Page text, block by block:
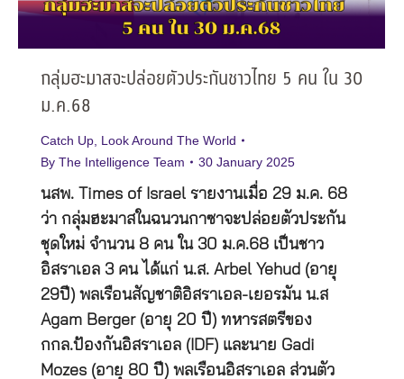
กลุ่มฮะมาสจะปล่อยตัวประกันชาวไทย 5 คน ใน 30
ม.ค.68
Catch Up Look Around The World
By The Intelligence Team 30 January 2025
นสพ. Times of Israel รายงานเมื่อ 29 ม.ค. 68
ว่า กลุ่มฮะมาสในฉนวนกาซาจะปล่อยตัวประกัน
ชุดใหม่ จำนวน 8 คน ใน 30 ม.ค.68 เป็นชาว
อิสราเอล 3 คน ได้แก่ น.ส. Arbel Yehud (อายุ
29ปี) พลเรือนสัญชาติอิสราเอล-เยอรมัน น.ส
Agam Berger (อายุ 20 ปี) ทหารสตรีของ
กกล.ป้องกันอิสราเอล (IDF) และนาย Gadi
Mozes (อายุ 80 ปี) พลเรือนอิสราเอล ส่วนตัว